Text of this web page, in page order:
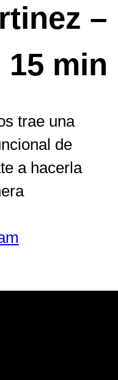
–
min
trae una
de
a hacerla